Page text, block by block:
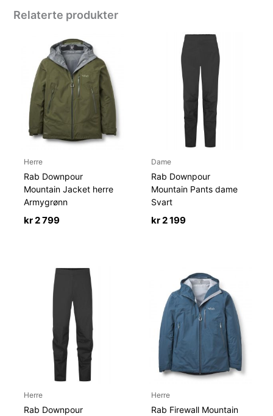
Relaterte produkter
Herre
Rab Downpour
Mountain Jacket herre
Armygrønn
kr2 799
Dame
Rab Downpour
Mountain Pants dame
Svart
kr2 199
Herre
Rab Downpour
Herre
Rab Firewall Mountain